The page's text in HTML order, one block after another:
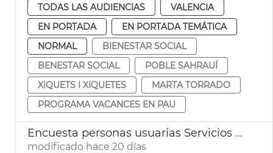
TODAS LAS AUDIENCIAS
VALENCIA
EN PORTADA
EN PORTADA TEMÁTICA
NORMAL
BIENESTAR SOCIAL
BENESTAR SOCIAL
POBLE SAHRAUÍ
XIQUETS I XIQUETES
MARTA TORRADO
PROGRAMA VACANCES EN PAU
Encuesta personas usuarias Servicios Sociales València
modificado hace 20 días